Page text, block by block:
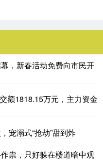
，新春活动免费向市民开
额1818.15万元，主力资金
宠溺式“抢劫”甜到炸
祟，只好躲在楼道暗中观